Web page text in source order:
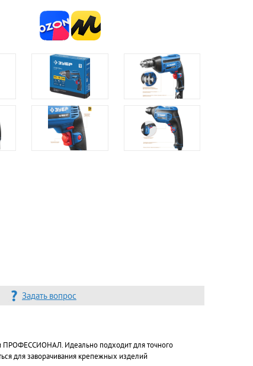
Задать вопрос
ПРОФЕССИОНАЛ. Идеально подходит для точного
для заворачивания крепежных изделий